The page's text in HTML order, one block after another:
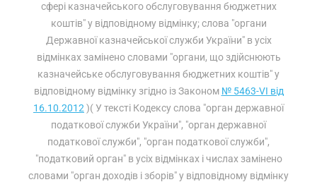
сфері казначейського обслуговування бюджетних
коштів" у відповідному відмінку; слова "органи
Державної казначейської служби України" в усіх
відмінках замінено словами "органи, що здійснюють
казначейське обслуговування бюджетних коштів" у
відповідному відмінку згідно із Законом № 5463-VI від
16.10.2012 )( У тексті Кодексу слова "орган державної
податкової служби України", "орган державної
податкової служби", "орган податкової служби",
"податковий орган" в усіх відмінках і числах замінено
словами "орган доходів і зборів" у відповідному відмінку